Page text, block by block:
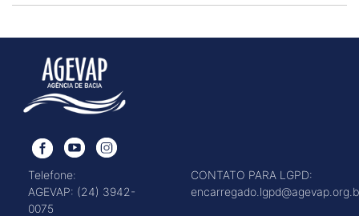
Telefone:
AGEVAP: (24) 3942-
0075
CONTATO PARA LGPD: